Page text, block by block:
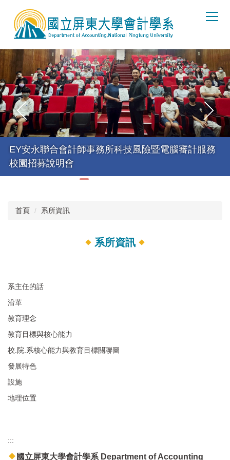
內
容
EY安永聯合會計師事務所科技風險暨電腦審計服務
校園招募說明會
首頁 系所資訊
系所資訊
系主任的話
沿革
教育理念
教育目標與核心能力
校.院.系核心能力與教育目標關聯圖
發展特色
設施
地理位置
:::
國立屏東大學會計學系 Department of Accounting